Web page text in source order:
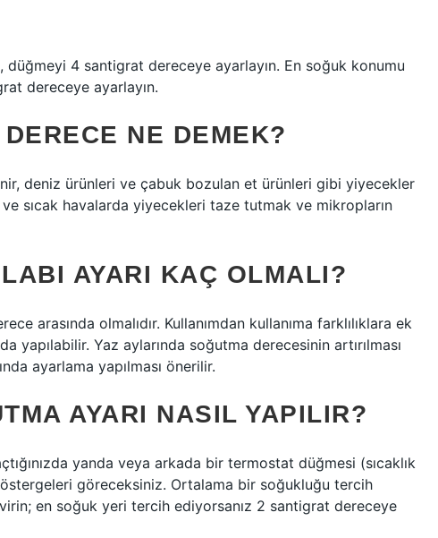
4 santigrat dereceye ayarlayın. En soğuk konumu
dereceye ayarlayın.
NE DEMEK?
deniz ürünleri ve çabuk bozulan et ürünleri gibi yiyecekler
sıcak havalarda yiyecekleri taze tutmak ve mikropların
AYARI KAÇ OLMALI?
arasında olmalıdır. Kullanımdan kullanıma farklılıklara ek
yapılabilir. Yaz aylarında soğutma derecesinin artırılması
ayarlama yapılması önerilir.
AYARI NASIL YAPILIR?
yanda veya arkada bir termostat düğmesi (sıcaklık
göreceksiniz. Ortalama bir soğukluğu tercih
en soğuk yeri tercih ediyorsanız 2 santigrat dereceye